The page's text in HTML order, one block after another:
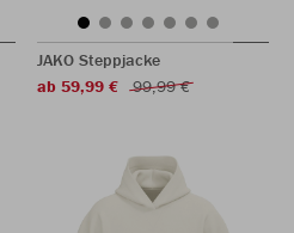
JAKO Steppjacke
ab 59,99 €
99,99 €